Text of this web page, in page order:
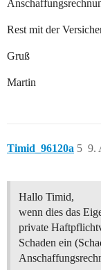
Rest mit der
Gruß
Martin
Timid_96120a 9.
5
Hallo Timid,
wenn dies das
private
Schaden ein